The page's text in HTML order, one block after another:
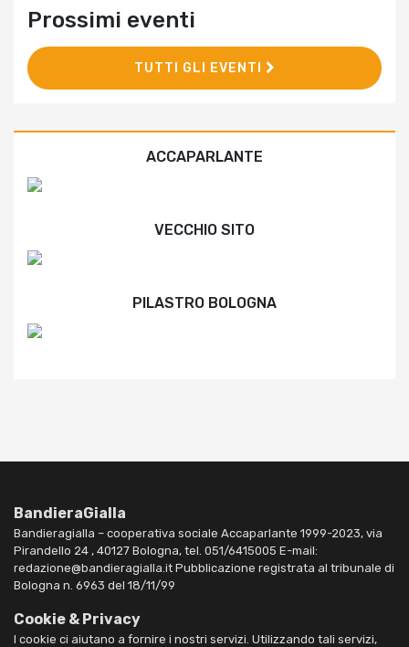
Prossimi eventi
TUTTI GLI EVENTI
ACCAPARLANTE
VECCHIO SITO
PILASTRO BOLOGNA
BandieraGialla
Bandieragialla – cooperativa sociale Accaparlante 1999-2023, via
Pirandello 24 , 40127 Bologna, tel. 051/6415005 E-mail:
redazione@bandieragialla.it Pubblicazione registrata al tribunale di
Bologna n. 6963 del 18/11/99
Cookie & Privacy
I cookie ci aiutano a fornire i nostri servizi. Utilizzando tali servizi,